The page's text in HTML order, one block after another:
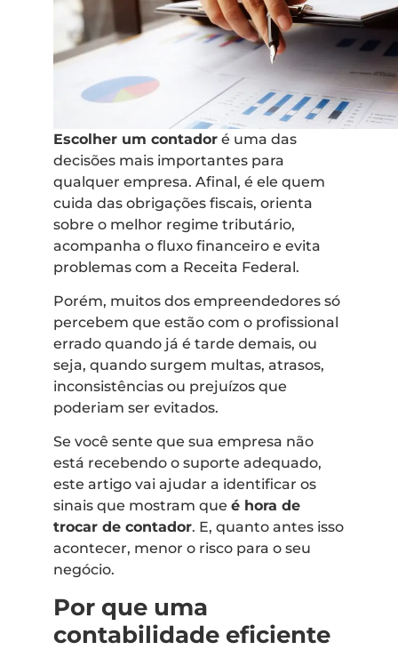
Escolher um contador é uma das
decisões mais importantes para
qualquer empresa. Afinal, é ele quem
cuida das obrigações fiscais, orienta
sobre o melhor regime tributário,
acompanha o fluxo financeiro e evita
problemas com a Receita Federal.
Porém, muitos dos empreendedores só
percebem que estão com o profissional
errado quando já é tarde demais, ou
seja, quando surgem multas, atrasos,
inconsistências ou prejuízos que
poderiam ser evitados.
Se você sente que sua empresa não
está recebendo o suporte adequado,
este artigo vai ajudar a identificar os
sinais que mostram que é hora de
trocar de contador. E, quanto antes isso
acontecer, menor o risco para o seu
negócio.
Por que uma
contabilidade eficiente